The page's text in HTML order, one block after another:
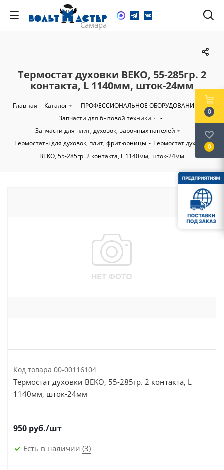
Термостат духовки BEKO, 55-285гр. 2
контакта, L 1140мм, шток-24мм
Главная - Каталог - ПРОФЕССИОНАЛЬНОЕ ОБОРУДОВАНИЕ
-
Запчасти для бытовой техники
-
Запчасти для плит, духовок, варочных панелей
-
Термостаты для духовок, плит, фритюрницы - Термостат духовки
BEKO, 55-285гр. 2 контакта, L 1140мм, шток-24мм
Код товара 00-00116104
Термостат духовки BEKO, 55-285гр. 2 контакта, L
1140мм, шток-24мм
950 руб./шт
Есть в наличии (3)
0
0